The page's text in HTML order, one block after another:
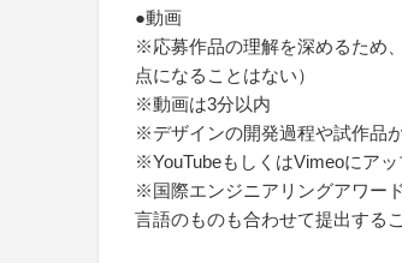
●動画
※応募作品の理解を深めるため
点になることはない）
※動画は3分以内
※デザインの開発過程や試作品
※YouTubeもしくはVimeoにア
※国際エンジニアリングアワー
言語のものも合わせて提出する